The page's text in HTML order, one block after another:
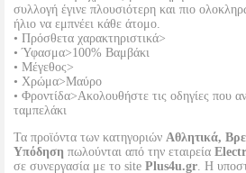
συλλογή έγινε πλουσιότερη και πιο
ήλιο να εμπνέει κάθε άτομο.
• Πρόσθετα χαρακτηριστικά>
• Ύφασμα>100% Βαμβάκι
• Μέγεθος>
• Χρώμα>Μαύρο
• Φροντίδα>Ακολουθήστε τις οδηγίες που
ταμπελάκι
Τα προϊόντα των κατηγοριών Αθλητικά,
Υπόδηση πωλούνται από την εταιρεία
σε συνεργασία με το site Plus4u.gr. Η